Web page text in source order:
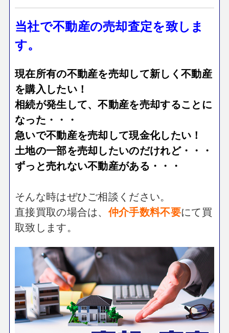
当社で不動産の売却査定を致しま
す。
現在所有の不動産を売却して新しく不動産
を購入したい！
相続が発生して、不動産を売却することに
なった・・・
急いで不動産を売却して現金化したい！
土地の一部を売却したいのだけれど・・・
ずっと売れない不動産がある・・・
そんな時はぜひご相談ください。
直接買取の場合は、仲介手数料不要にて買
取致します。